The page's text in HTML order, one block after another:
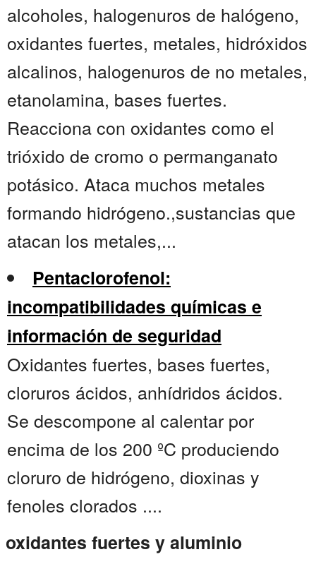
alcoholes, halogenuros de halógeno,
oxidantes fuertes, metales, hidróxidos
alcalinos, halogenuros de no metales,
etanolamina, bases fuertes.
Reacciona con oxidantes como el
trióxido de cromo o permanganato
potásico. Ataca muchos metales
formando hidrógeno.,sustancias que
atacan los metales,...
Pentaclorofenol:
incompatibilidades químicas e
información de seguridad
Oxidantes fuertes, bases fuertes,
cloruros ácidos, anhídridos ácidos.
Se descompone al calentar por
encima de los 200 ºC produciendo
cloruro de hidrógeno, dioxinas y
fenoles clorados ....
oxidantes fuertes y aluminio